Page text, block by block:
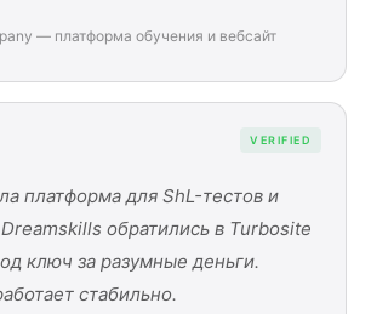
— платформа обучения и вебсайт
VERIFIED
платформа для ShL-тестов и
обратились в Turbosite
ключ за разумные деньги.
стабильно.